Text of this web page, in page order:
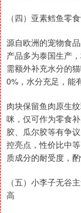
（四）亚素鳕鱼零
源自欧洲的宠物食
产品多为泰国生产
需额外补充水分的
0%，水分充足，能
肉块保留鱼肉原生
咪，仅可作为零食
胶、瓜尔胶等有争
控亮点，性价比中
质成分的耐受度，酌
（五）小李子无谷
高